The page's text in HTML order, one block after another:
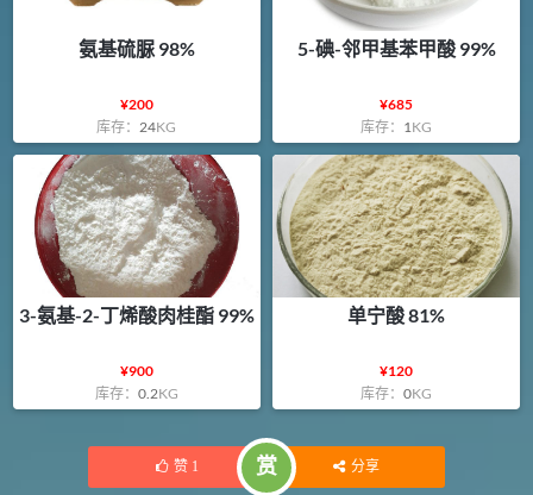
氨基硫脲 98%
¥200
库存： 24KG
5-碘-邻甲基苯甲酸 99%
¥685
库存： 1 KG
3-氨基-2-丁烯酸肉桂酯 99%
¥900
库存： 0.2KG
单宁酸 81%
¥120
库存：0KG
赞 1 赏 分享